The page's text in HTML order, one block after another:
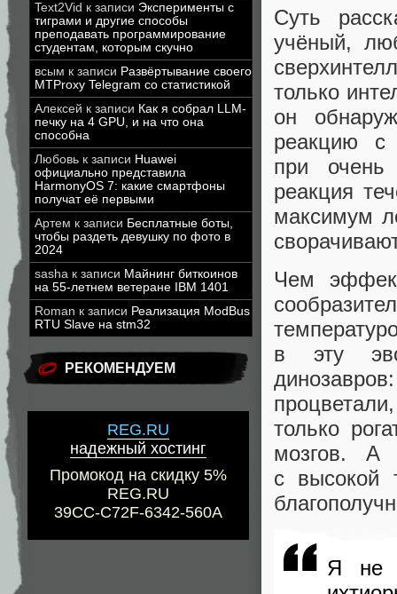
Text2Vid к записи Эксперименты с
тиграми и другие способы
преподавать программирование
студентам, которым скучно
всым к записи Развёртывание своего
MTProxy Telegram со статистикой
Алексей к записи Как я собрал LLM-
печку на 4 GPU, и на что она
способна
Любовь к записи Huawei
официально представила
HarmonyOS 7: какие смартфоны
получат её первыми
Артем к записи Бесплатные боты,
чтобы раздеть девушку по фото в
2024
sasha к записи Майнинг биткоинов
на 55-летнем ветеране IBM 1401
Roman к записи Реализация ModBus
RTU Slave на stm32
РЕКОМЕНДУЕМ
REG.RU
надежный хостинг
Промокод на скидку 5%
REG.RU
39CC-C72F-6342-560A
Суть
учёный,
только
он
реакцию с
при очень
реакция
максимум
Чем
в эту
только
мозгов. А
с высокой
Я не